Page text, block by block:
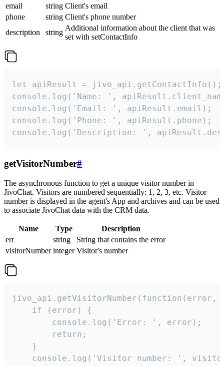
email
string Client's email
phone
string Client's phone number
description
string
Additional information about the client that was
set with setContactInfo
let apiResult = jivo_api.getContactInfo();
console.log('Name: ',
console.log('Email: ', apiResult.email);
console.log('Phone: ', apiResult.phone);
console.log('Description: ',
getVisitorNumber#
The asynchronous function to get a unique visitor number in
JivoChat. Visitors are numbered sequentially: 1, 2, 3, etc. Visitor
number is displayed in the agent's App and archives and can be used
to associate JivoChat data with the CRM data.
Name Type
Description
err
string
String that contains the error
visitorNumber integer Visitor's number
jivo_api.getVisitorNumber(function(error,
    if (error) {
        console.log('Error: ', error);
        return;
    }
console.log('Visitor number: ',